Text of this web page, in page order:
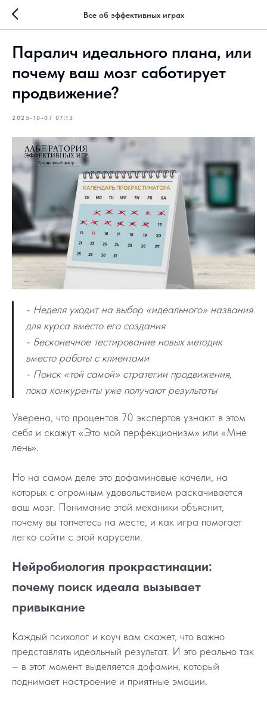
Все об эффективных играх
Паралич идеального плана, или
почему ваш мозг саботирует
продвижение?
2025-10-07 07:13
- Неделя уходит на выбор «идеального» названия
для курса вместо его создания
- Бесконечное тестирование новых методик
вместо работы с клиентами
- Поиск «той самой» стратегии продвижения,
пока конкуренты уже получают результаты
Уверена, что процентов 70 экспертов узнают в этом
себя и скажут «Это мой перфекционизм» или «Мне
лень».
Но на самом деле это дофаминовые качели, на
которых с огромным удовольствием раскачивается
ваш мозг. Понимание этой механики объяснит,
почему вы топчетесь на месте, и как игра помогает
легко сойти с этой карусели.
Нейробиология прокрастинации:
почему поиск идеала вызывает
привыкание
Каждый психолог и коуч вам скажет, что важно
представлять идеальный результат. И это реально так
– в этот момент выделяется дофамин, который
поднимает настроение и приятные эмоции.